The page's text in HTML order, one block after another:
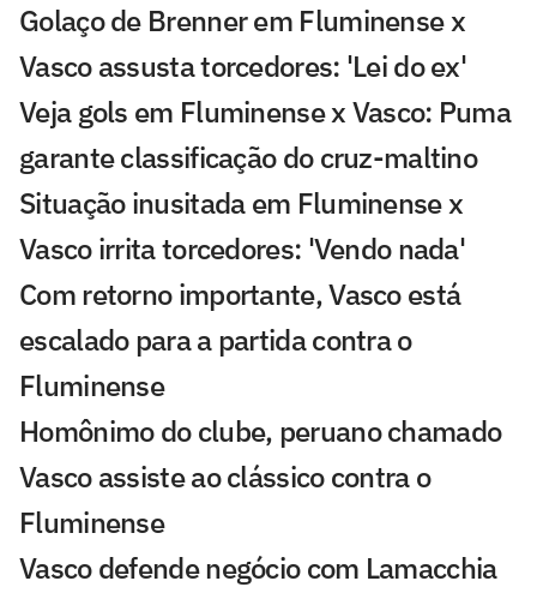
Golaço de Brenner em Fluminense x
Vasco assusta torcedores: 'Lei do ex'
Veja gols em Fluminense x Vasco: Puma
garante classificação do cruz-maltino
Situação inusitada em Fluminense x
Vasco irrita torcedores: 'Vendo nada'
Com retorno importante, Vasco está
escalado para a partida contra o
Fluminense
Homônimo do clube, peruano chamado
Vasco assiste ao clássico contra o
Fluminense
Vasco defende negócio com Lamacchia